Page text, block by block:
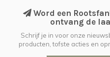
Word een
ontvang de
Schrijf je in voor onze
producten, tofste acties en